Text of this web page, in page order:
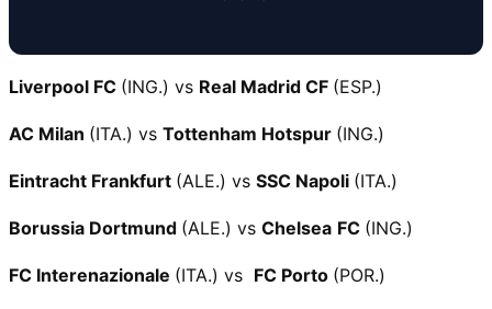
Liverpool FC (ING.) vs Real Madrid CF (ESP.)
AC Milan (ITA.) vs Tottenham Hotspur (ING.)
Eintracht Frankfurt (ALE.) vs SSC Napoli (ITA.)
Borussia Dortmund (ALE.) vs Chelsea FC (ING.)
FC Interenazionale (ITA.) vs FC Porto (POR.)